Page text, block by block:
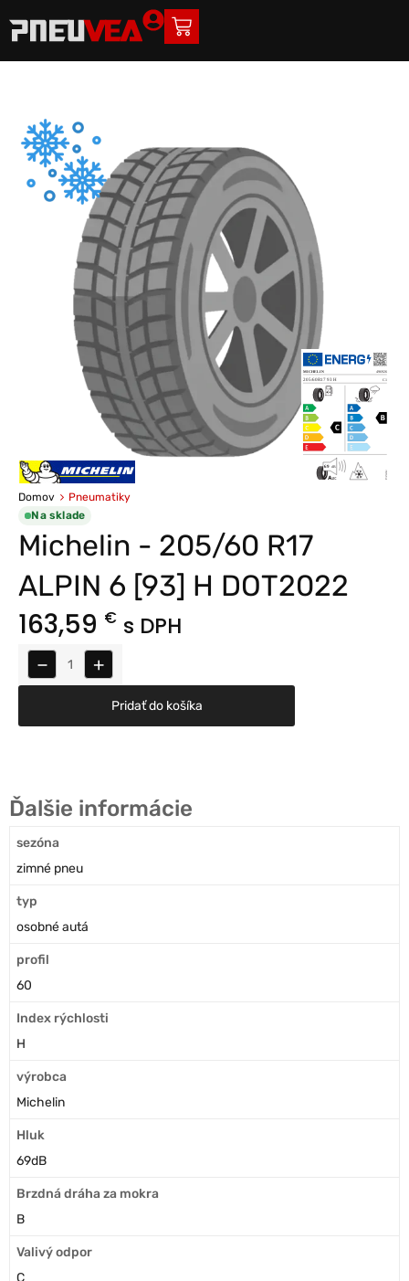
Domov
Pneumatiky
Na sklade
Michelin - 205/60 R17
ALPIN 6 [93] H DOT2022
163,59 € s DPH
− +
Pridať do košíka
Ďalšie informácie
sezóna
zimné pneu
typ
osobné autá
profil
60
Index rýchlosti
H
výrobca
Michelin
Hluk
69dB
Brzdná dráha za mokra
B
Valivý odpor
C